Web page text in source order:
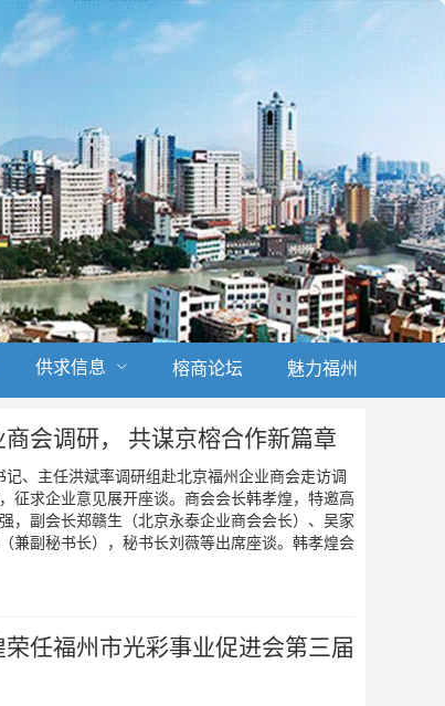
供求信息 榕商论坛 魅力福州
会调研， 共谋京榕合作新篇章
、主任洪斌率调研组赴北京福州企业商会走访调
征求企业意见展开座谈。商会会长韩孝煌，特邀高
，副会长郑赣生（北京永泰企业商会会长）、吴家
兼副秘书长），秘书长刘薇等出席座谈。韩孝煌会
任福州市光彩事业促进会第三届